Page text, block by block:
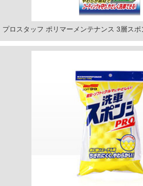
プロスタッフ ポリマーメンテナンス 3層スポ